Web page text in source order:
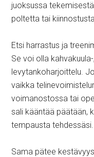
juoksussa
poltetta tai
Etsi harrastus ja
Se voi olla
levytankoharjoittelu.
vaikka
voimanostossa tai
sali kääntää päätään,
tempausta tehdessäsi.
Sama pätee